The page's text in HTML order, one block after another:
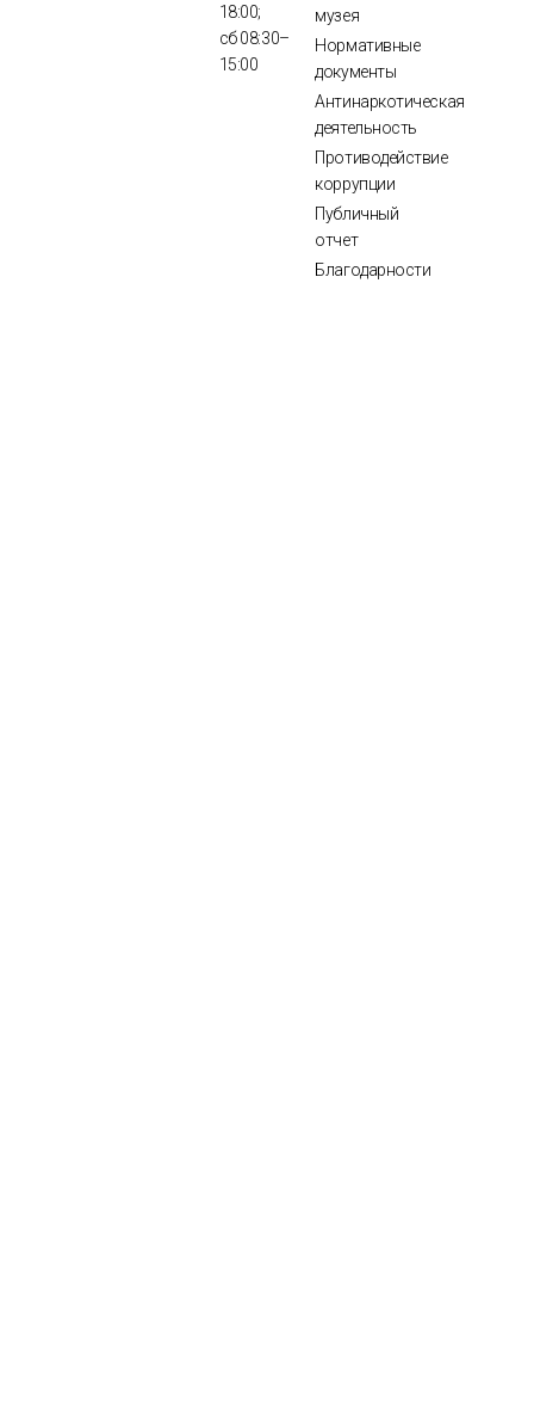
18:00;
сб 08:30–
15:00
музея
Нормативные
документы
Антинаркотическая
деятельность
Противодействие
коррупции
Публичный
отчет
Благодарности